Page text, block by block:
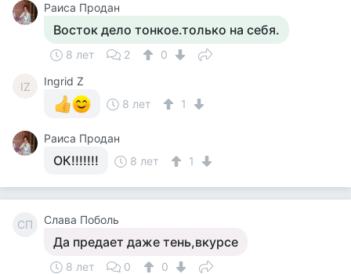
Раиса Продан
Восток дело тонкое.только на себя.
8 лет 2 0
IZ
Ingrid Z
8 лет
1
Раиса Продан
ОК!!!!!!! 8 лет 1
СП Слава Поболь
Да предает даже тень,вкурсе
8 лет 0 0